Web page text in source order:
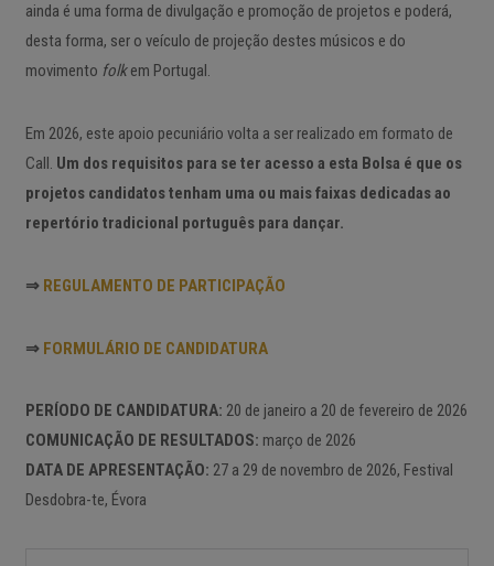
ainda é uma forma de divulgação e promoção de projetos e poderá,
desta forma, ser o veículo de projeção destes músicos e do
movimento folkem Portugal.
Em 2026, este apoio pecuniário volta a ser realizado em formato de
Call. Um dos requisitos para se ter acesso a esta Bolsa é que os
projetos candidatos tenham uma ou mais faixas dedicadas ao
repertório tradicional português para dançar.
⇒ REGULAMENTO DE PARTICIPAÇÃO
⇒ FORMULÁRIO DE CANDIDATURA
PERÍODO DE CANDIDATURA: 20 de janeiro a 20 de fevereiro de 2026
COMUNICAÇÃO DE RESULTADOS: março de 2026
DATA DE APRESENTAÇÃO: 27 a 29 de novembro de 2026, Festival
Desdobra-te, Évora